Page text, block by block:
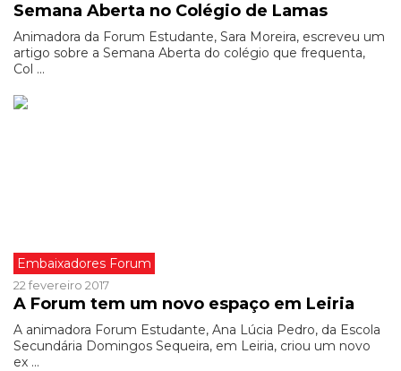
Semana Aberta no Colégio de Lamas
Animadora da Forum Estudante, Sara Moreira, escreveu um
artigo sobre a Semana Aberta do colégio que frequenta,
Col ...
Embaixadores Forum
22 fevereiro 2017
A Forum tem um novo espaço em Leiria
A animadora Forum Estudante, Ana Lúcia Pedro, da Escola
Secundária Domingos Sequeira, em Leiria, criou um novo
ex ...